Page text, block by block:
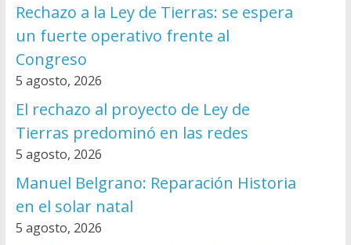
Rechazo a la Ley de Tierras: se espera
un fuerte operativo frente al
Congreso
5 agosto, 2026
El rechazo al proyecto de Ley de
Tierras predominó en las redes
5 agosto, 2026
Manuel Belgrano: Reparación Historia
en el solar natal
5 agosto, 2026